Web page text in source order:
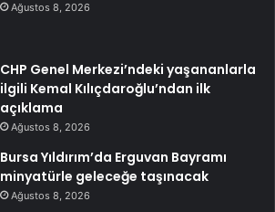
Ağustos 8, 2026
CHP Genel Merkezi’ndeki yaşananlarla
ilgili Kemal Kılıçdaroğlu’ndan ilk
açıklama
Ağustos 8, 2026
Bursa Yıldırım’da Erguvan Bayramı
minyatürle geleceğe taşınacak
Ağustos 8, 2026